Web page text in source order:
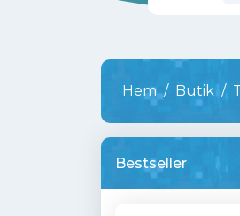
Hem Butik
Bestseller